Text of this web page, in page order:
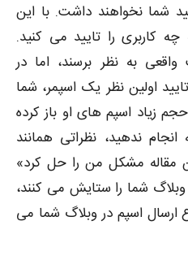
شما نخواهند داشت. با این
کاربری را تایید می کنید.
به نظر برسند، اما در
اولین نظر یک اسپمر، شما
زیاد اسپم های او باز کرده
ندهید، نظراتی همانند
مقاله مشکل من را حل کرد»
شما را ستایش می کنند،
ارسال اسپم در وبلاگ شما می